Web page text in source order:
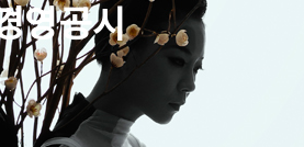
경영공시